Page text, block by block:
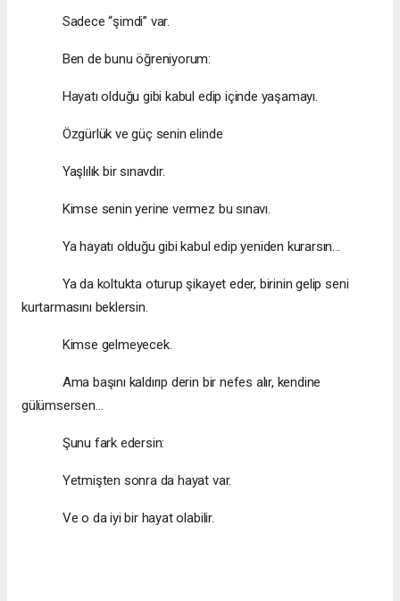
Sadece “şimdi” var.
Ben de bunu öğreniyorum:
Hayatı olduğu gibi kabul edip içinde yaşamayı.
Özgürlük ve güç senin elinde
Yaşlılık bir sınavdır.
Kimse senin yerine vermez bu sınavı.
Ya hayatı olduğu gibi kabul edip yeniden kurarsın…
Ya da koltukta oturup şikayet eder, birinin gelip seni
kurtarmasını beklersin.
Kimse gelmeyecek.
Ama başını kaldırıp derin bir nefes alır, kendine
gülümsersen…
Şunu fark edersin:
Yetmişten sonra da hayat var.
Ve o da iyi bir hayat olabilir.